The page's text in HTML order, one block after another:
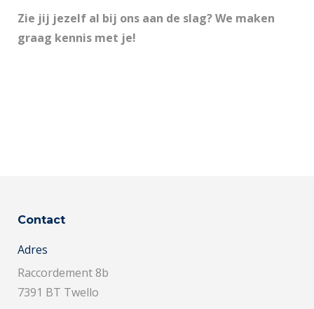
Zie jij jezelf al bij ons aan de slag? We maken
graag kennis met je!
Contact
Adres
Raccordement 8b
7391 BT Twello